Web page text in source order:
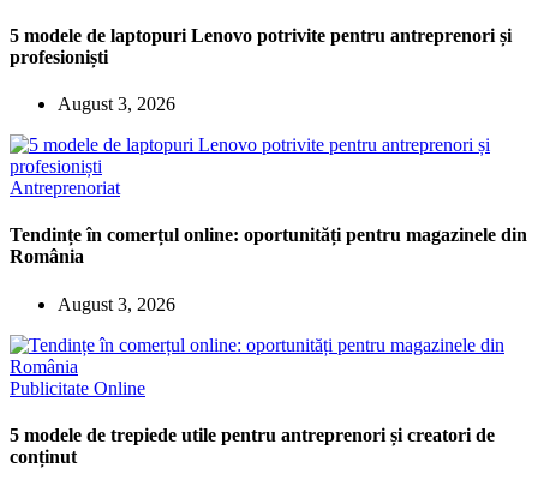
5 modele de laptopuri Lenovo potrivite pentru antreprenori și
profesioniști
August 3, 2026
Antreprenoriat
Tendințe în comerțul online: oportunități pentru magazinele din
România
August 3, 2026
Publicitate Online
5 modele de trepiede utile pentru antreprenori și creatori de
conținut